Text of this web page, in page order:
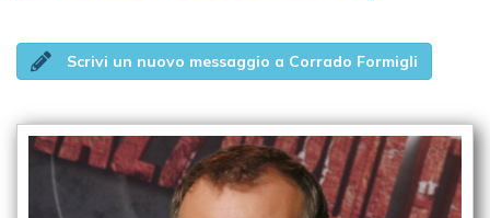
Scrivi un nuovo messaggio a Corrado Formigli